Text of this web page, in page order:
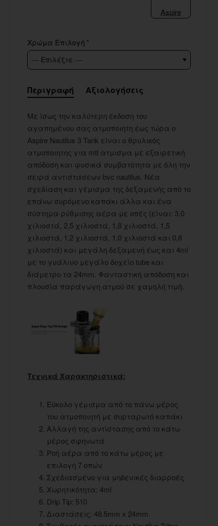
Aspire
Χρώμα Επιλογή
Περιγραφή Αξιολογήσεις
Με ίσως την καλύτερη έκδοση του
αγαπημένου σας ατμοποιητη έως τώρα ο
Aspire Nautilus 3 Tank είναι ο θρυλικός
ατμοποιητης για mtl ατμισμα με εξαιρετική
απόδοση και φυσικά συμβατότητα με όλη την
σειρά αντιστάσεων bvc nautilus. Νέα
σχεδίαση και γέμισμα της δεξαμενής από το
επάνω συρόμενο καπάκι άλλα και ένα
σύστημα ρύθμισης αέρα με οπές (είναι: 3,0
χιλιοστά, 2,5 χιλιοστά, 1,8 χιλιοστά, 1,5
χιλιοστά, 1,2 χιλιοστά, 1,0 χιλιοστά και 0,8
χιλιοστά) και μεγάλη δεξαμενή έως και 4ml
με το γυάλινο μεγάλο δοχείο tube και
διάμετρο τα 24mm. Φανταστική απόδοση και
πλουσία παράγωγη ατμού σε χαμηλή τιμή.
Τεχνικά Χαρακτηριστικά:
Εύκολο γέμισμα από το πάνω μέρος
του ατμοποιητή με συρταρωτό καπάκι
Αλλαγή της αντίστασης από το κάτω
μέρος σφηνωτά
Ροή αέρα από το κάτω μέρος με
επιλογή 7 οπών
Σχεδιασμένο για μηδενικές διαρροές
Χωρητικότητα: 4ml
Drip Tip: 510
Διαστάσεις: 48.5mm x 24mm